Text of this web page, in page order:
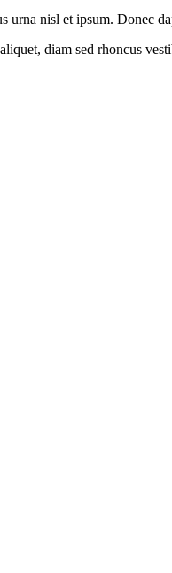
nisl et ipsum. Donec
diam sed rhoncus